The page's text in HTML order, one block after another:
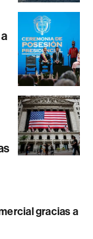
gracias a